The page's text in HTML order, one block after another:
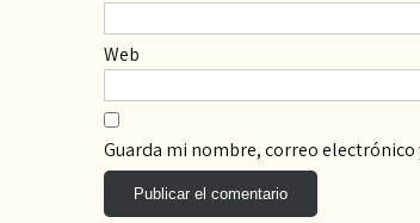
Web
Guarda mi nombre, correo electrónico